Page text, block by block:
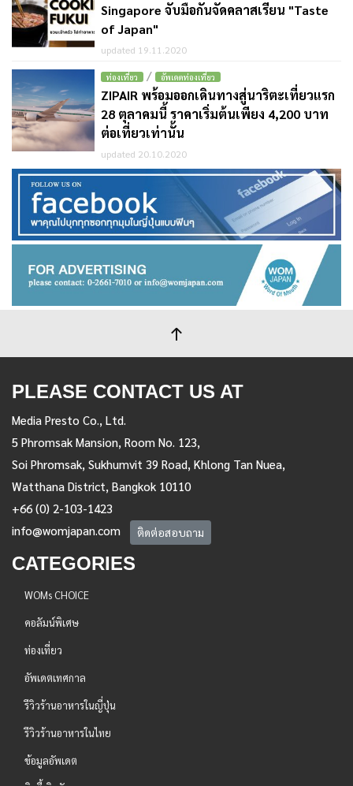
Singapore จับมือกันจัดคลาสเรียน "Taste
of Japan"
updated 19.11.2020
ท่องเที่ยว / อัพเดตท่องเที่ยว
ZIPAIR พร้อมออกเดินทางสู่นาริตะเที่ยวแรก
28 ตุลาคมนี้ ราคาเริ่มต้นเพียง 4,200 บาท
ต่อเที่ยวเท่านั้น
updated 20.10.2020
PLEASE CONTACT US AT
Media Presto Co., Ltd.
5 Phromsak Mansion, Room No. 123,
Soi Phromsak, Sukhumvit 39 Road, Khlong Tan Nuea,
Watthana District, Bangkok 10110
+66 (0) 2-103-1423
info@womjapan.com
ติดต่อสอบถาม
CATEGORIES
WOMs CHOICE
คอลัมน์พิเศษ
ท่องเที่ยว
อัพเดตเทศกาล
รีวิวร้านอาหารในญี่ปุ่น
รีวิวร้านอาหารในไทย
ข้อมูลอัพเดต